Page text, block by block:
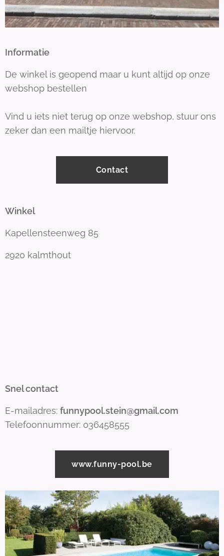
Informatie
De winkel is geopend maar u kunt altijd op onze
webshop bestellen
Vind u iets niet terug op onze webshop, stuur ons
zeker dan een mailtje hiervoor.
Contact
Winkel
Kapellensteenweg 85
2920 kalmthout
Snel contact
E-mailadres: funnypool.stein@gmail.com
Telefoonnummer: 036458555
www.funny-pool.be